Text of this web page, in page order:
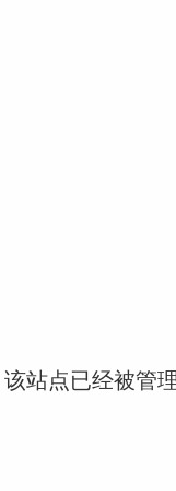
站点已经被管